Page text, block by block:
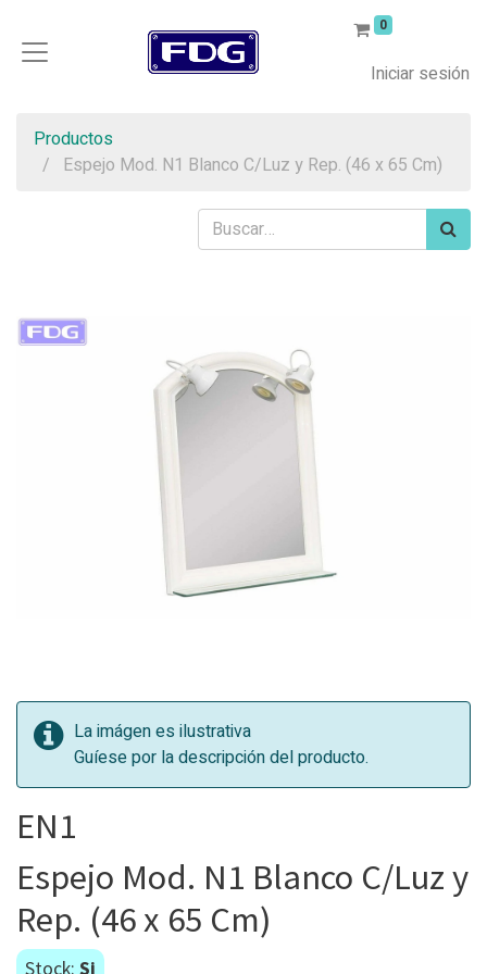
0
Iniciar sesión
Productos
Espejo Mod. N1 Blanco C/Luz y Rep. (46 x 65 Cm)
La imágen es ilustrativa
Guíese por la descripción del producto.
EN1
Espejo Mod. N1 Blanco C/Luz y
Rep. (46 x 65 Cm)
Stock: Si